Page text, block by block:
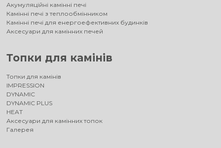
Акумуляційні камінні печі
Камінні печі з теплообмінником
Камінні печі для енергоефективних будинків
Аксесуари для камінних печей
Топки для камінів
Топки для камінів
IMPRESSION
DYNAMIC
DYNAMIC PLUS
HEAT
Аксесуари для камінних топок
Галерея